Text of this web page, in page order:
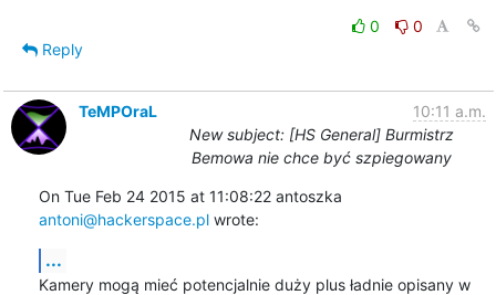
0
0
Reply
TeMPOraL
10:11 a.m.
New subject: [HS General] Burmistrz
Bemowa nie chce być szpiegowany
antoni@hackerspace.pl wrote:
...
Kamery mogą mieć potencjalnie duży plus ładnie opisany w